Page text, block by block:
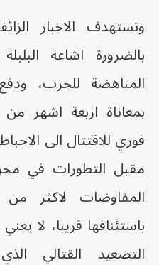
وتستهدف الاخبار
بالضرورة اشاعة
المناهضة للحرب،
بمعاناة اربعة اشهر
فوري للاقتتال الى
مقبل التطورات في
المفاوضات لاكثر
باستئنافها قريبا، لا
التصعيد القتالي